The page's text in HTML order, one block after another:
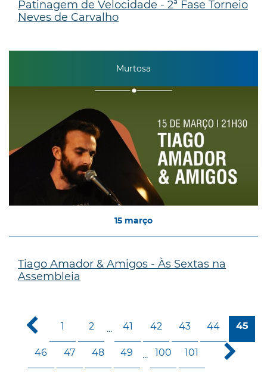
Patinagem de Velocidade - 2ª Fase Torneio
Neves de Carvalho
Murtosa
15 março
Tiago Amador & Amigos - Às Sextas na
Assembleia
1 2 ... 41 42 43 44 45
46 47 48 49 ... 100 101